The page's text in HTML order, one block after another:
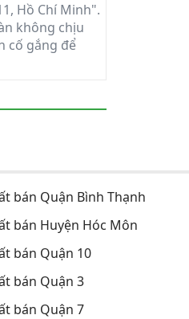
Hồ Chí Minh".
không chịu
cố gắng để
bán Quận Bình Thạnh
bán Huyện Hóc Môn
bán Quận 10
bán Quận 3
bán Quận 7